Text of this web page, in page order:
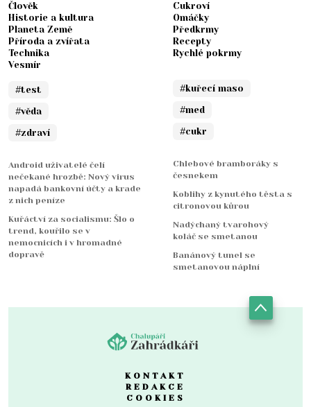
Člověk
Historie a kultura
Planeta Země
Příroda a zvířata
Technika
Vesmír
#test
#věda
#zdraví
Android uživatelé čelí
nečekané hrozbě: Nový virus
napadá bankovní účty a krade
z nich peníze
Kuřáctví za socialismu: Šlo o
trend, kouřilo se v
nemocnicích i v hromadné
dopravě
Cukroví
Omáčky
Předkrmy
Recepty
Rychlé pokrmy
#kuřecí maso
#med
#cukr
Chlebové bramboráky s
česnekem
Koblihy z kynutého těsta s
citronovou kůrou
Nadýchaný tvarohový
koláč se smetanou
Banánový tunel se
smetanovou náplní
KONTAKT
REDAKCE
COOKIES